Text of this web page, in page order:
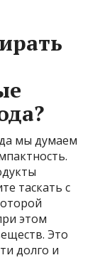
мы думаем
таскать с
этом
Это
долго и